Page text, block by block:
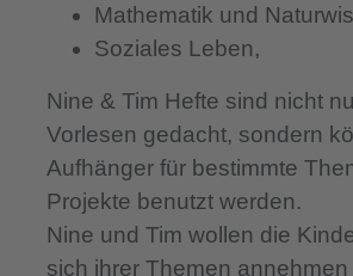
Mathematik und
Soziales Leben,
Nine & Tim Hefte sind nicht
Vorlesen gedacht, sondern
Aufhänger für bestimmte
Projekte benutzt werden.
Nine und Tim wollen die
sich ihrer Themen annehmen